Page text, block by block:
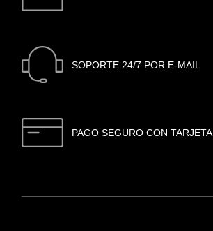
SOPORTE 24/7 POR E-MAIL
PAGO SEGURO CON TARJETA